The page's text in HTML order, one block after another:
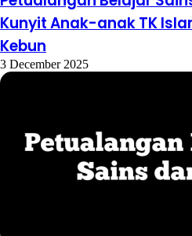
Kunyit Anak-anak TK
Kebun
3 December 2025